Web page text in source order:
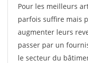
Pour les meilleurs
parfois suffire mais
augmenter leurs
passer par un
le secteur du